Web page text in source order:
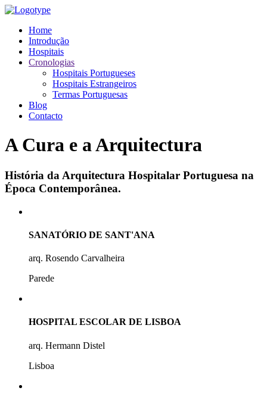
Home
Introdução
Hospitais
Cronologias
Hospitais Portugueses
Hospitais Estrangeiros
Termas Portuguesas
Blog
Contacto
A Cura e a Arquitectura
História da Arquitectura Hospitalar Portuguesa na
Época Contemporânea.
SANATÓRIO DE SANT'ANA
arq. Rosendo Carvalheira
Parede
HOSPITAL ESCOLAR DE LISBOA
arq. Hermann Distel
Lisboa